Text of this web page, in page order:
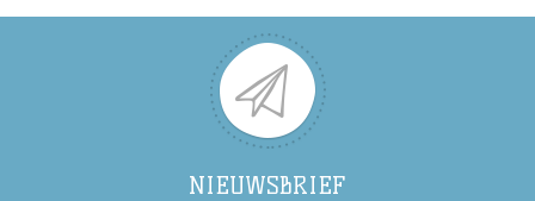
NIEUWSBRIEF